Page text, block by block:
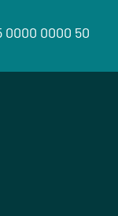
0000 0000 50